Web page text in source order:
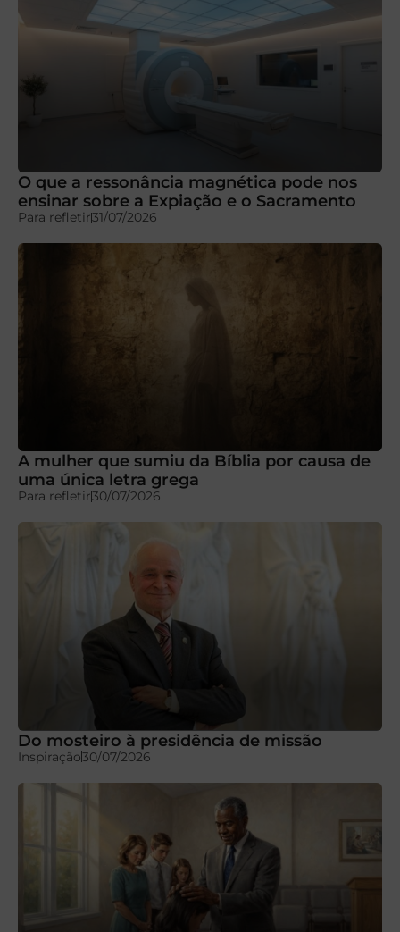
O que a ressonância magnética pode nos
ensinar sobre a Expiação e o Sacramento
Para refletir31/07/2026
A mulher que sumiu da Bíblia por causa de
uma única letra grega
Para refletir30/07/2026
Do mosteiro à presidência de missão
Inspiração30/07/2026